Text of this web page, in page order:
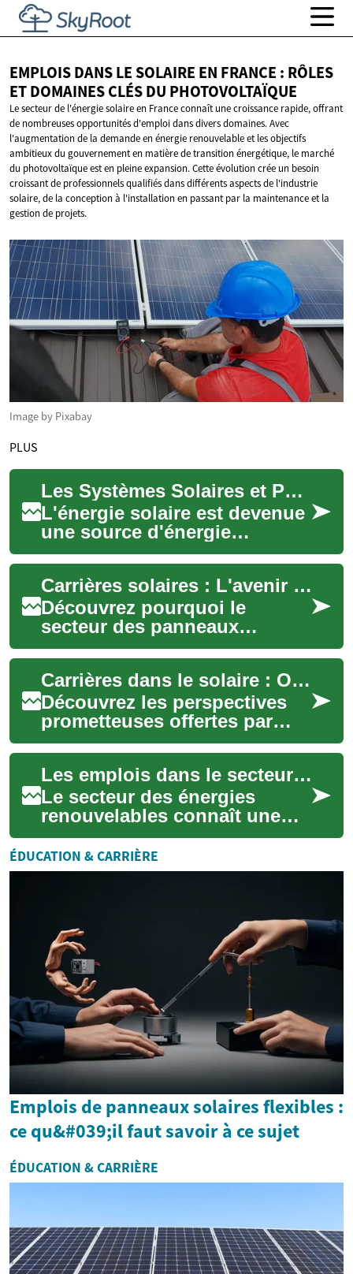
EMPLOIS DANS LE SOLAIRE EN FRANCE : RÔLES
ET DOMAINES CLÉSDU PHOTOVOLTAÏQUE
Le secteur de l'énergie solaire en France connaît une croissance rapide, offrant
de nombreuses opportunités d'emploi dans divers domaines. Avec
l'augmentation de la demande en énergie renouvelable et les objectifs
ambitieux du gouvernement en matière de transition énergétique, le marché
du photovoltaïque est en pleine expansion. Cette évolution crée un besoin
croissant de professionnels qualifiés dans différents aspects de l'industrie
solaire, de la conception à l'installation en passant par la maintenance et la
gestion de projets.
Image by Pixabay
PLUS
Les Systèmes Solaires et Panneaux Photovoltaïques : Une Solution d'Avenir pour l'Énergie Renouvelable
L'énergie solaire est devenue
une source d'énergie
renouvelable incontournable
dans notre quête d'un avenir
plus dura...
Carrières solaires : L'avenir radieux des énergies vertes
Découvrez pourquoi le
secteur des panneaux
solaires offre des
opportunités
professionnelles
exceptionnelles. De la st...
Carrières dans le solaire : Opportunités et défis
Découvrez les perspectives
prometteuses offertes par
l'industrie des panneaux
solaires en pleine expansion.
De l'inst...
Les emplois dans le secteur des panneaux solaires : un avenir prometteur dans les énergies renouvelables
Le secteur des énergies
renouvelables connaît une
croissance exponentielle, et
les emplois liés aux
panneaux solaires...
ÉDUCATION & CARRIÈRE
Emplois de panneaux solaires flexibles :
ce qu&#039;il faut savoir à ce sujet
ÉDUCATION & CARRIÈRE